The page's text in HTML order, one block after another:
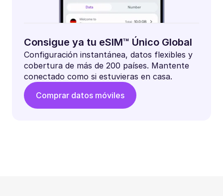
Consigue ya tu eSIM™ Único Global
Configuración instantánea, datos flexibles y
cobertura de más de 200 países. Mantente
conectado como si estuvieras en casa.
Comprar datos móviles